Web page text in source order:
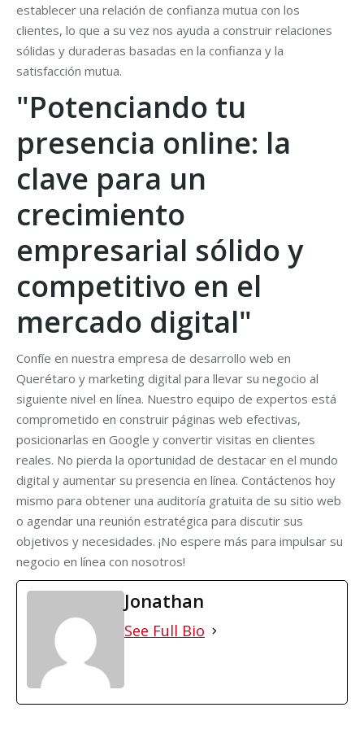
establecer una relación de confianza mutua con los
clientes, lo que a su vez nos ayuda a construir relaciones
sólidas y duraderas basadas en la confianza y la
satisfacción mutua.
"Potenciando tu
presencia online: la
clave para un
crecimiento
empresarial sólido y
competitivo en el
mercado digital"
Confíe en nuestra empresa de desarrollo web en
Querétaro y marketing digital para llevar su negocio al
siguiente nivel en línea. Nuestro equipo de expertos está
comprometido en construir páginas web efectivas,
posicionarlas en Google y convertir visitas en clientes
reales. No pierda la oportunidad de destacar en el mundo
digital y aumentar su presencia en línea. Contáctenos hoy
mismo para obtener una auditoría gratuita de su sitio web
o agendar una reunión estratégica para discutir sus
objetivos y necesidades. ¡No espere más para impulsar su
negocio en línea con nosotros!
Jonathan
See Full Bio